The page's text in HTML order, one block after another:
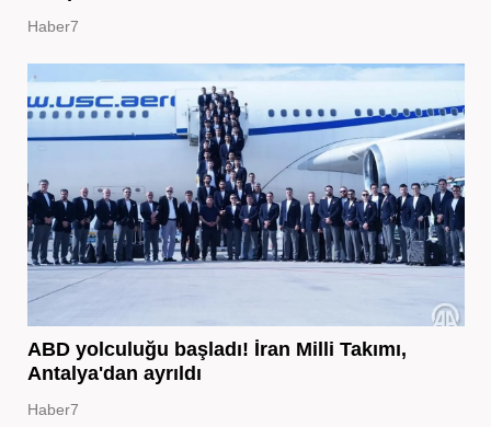
Haber7
ABD yolculuğu başladı! İran Milli Takımı,
Antalya'dan ayrıldı
Haber7